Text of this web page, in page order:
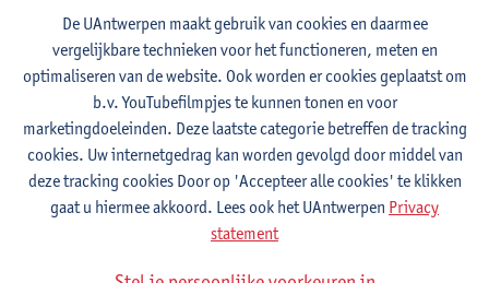
Accountancy
1E/2E SEM
6studiepunten
Lesgever(s):
Tom Van Caneghem Christine Lippens
Domein 6. Kwantitatieve methoden
Beschrijvende statistiek en kansrekenen
2E SEM
3studiepunten
Stephan Van der Veeken
De UAntwerpen maakt gebruik van cookies en daarmee
vergelijkbare technieken voor het functioneren, meten en
optimaliseren van de website. Ook worden er cookies geplaatst om
b.v. YouTubefilmpjes te kunnen tonen en voor
marketingdoeleinden. Deze laatste categorie betreffen de tracking
cookies. Uw internetgedrag kan worden gevolgd door middel van
deze tracking cookies Door op 'Accepteer alle cookies' te klikken
gaat u hiermee akkoord. Lees ook het UAntwerpen Privacy
statement